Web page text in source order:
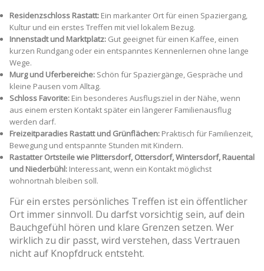
Residenzschloss Rastatt: Ein markanter Ort für einen Spaziergang,
Kultur und ein erstes Treffen mit viel lokalem Bezug.
Innenstadt und Marktplatz: Gut geeignet für einen Kaffee, einen
kurzen Rundgang oder ein entspanntes Kennenlernen ohne lange
Wege.
Murg und Uferbereiche: Schön für Spaziergänge, Gespräche und
kleine Pausen vom Alltag.
Schloss Favorite: Ein besonderes Ausflugsziel in der Nähe, wenn
aus einem ersten Kontakt später ein längerer Familienausflug
werden darf.
Freizeitparadies Rastatt und Grünflächen: Praktisch für Familienzeit,
Bewegung und entspannte Stunden mit Kindern.
Rastatter Ortsteile wie Plittersdorf, Ottersdorf, Wintersdorf, Rauental
und Niederbühl: Interessant, wenn ein Kontakt möglichst
wohnortnah bleiben soll.
Für ein erstes persönliches Treffen ist ein öffentlicher
Ort immer sinnvoll. Du darfst vorsichtig sein, auf dein
Bauchgefühl hören und klare Grenzen setzen. Wer
wirklich zu dir passt, wird verstehen, dass Vertrauen
nicht auf Knopfdruck entsteht.